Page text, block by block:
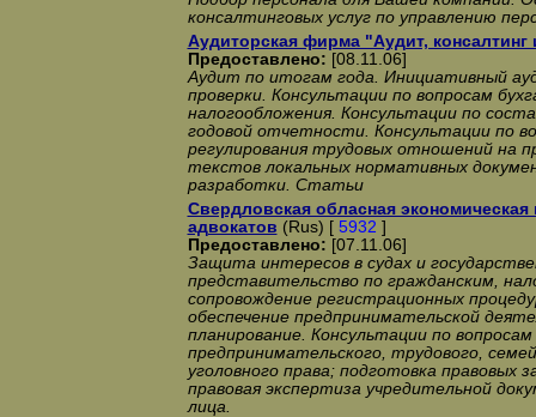
консалтинговых услуг по управлению
Аудиторская фирма "Аудит, консалтинг
Предоставлено: [08.11.06]
Аудит по итогам года. Инициативный
проверки. Консультации по вопросам
налогообложения. Консультации по
годовой отчетности. Консультации по
регулирования трудовых отношений на
текстов локальных нормативных
разработки. Статьи
Свердловская обласная экономическая
адвокатов (Rus) [ 5932 ]
Предоставлено: [07.11.06]
Защита интересов в судах и
представительство по гражданским,
сопровождение регистрационных
обеспечение предпринимательской
планирование. Консультации по вопросам
предпринимательского, трудового,
уголовного права; подготовка правовых
правовая экспертиза учредительной
лица.